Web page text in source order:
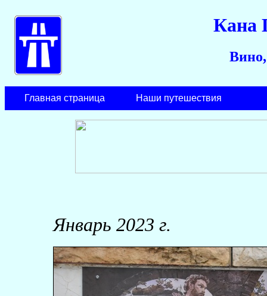
Кана
Вино,
Главная страница Наши путешествия
Январь 2023 г.